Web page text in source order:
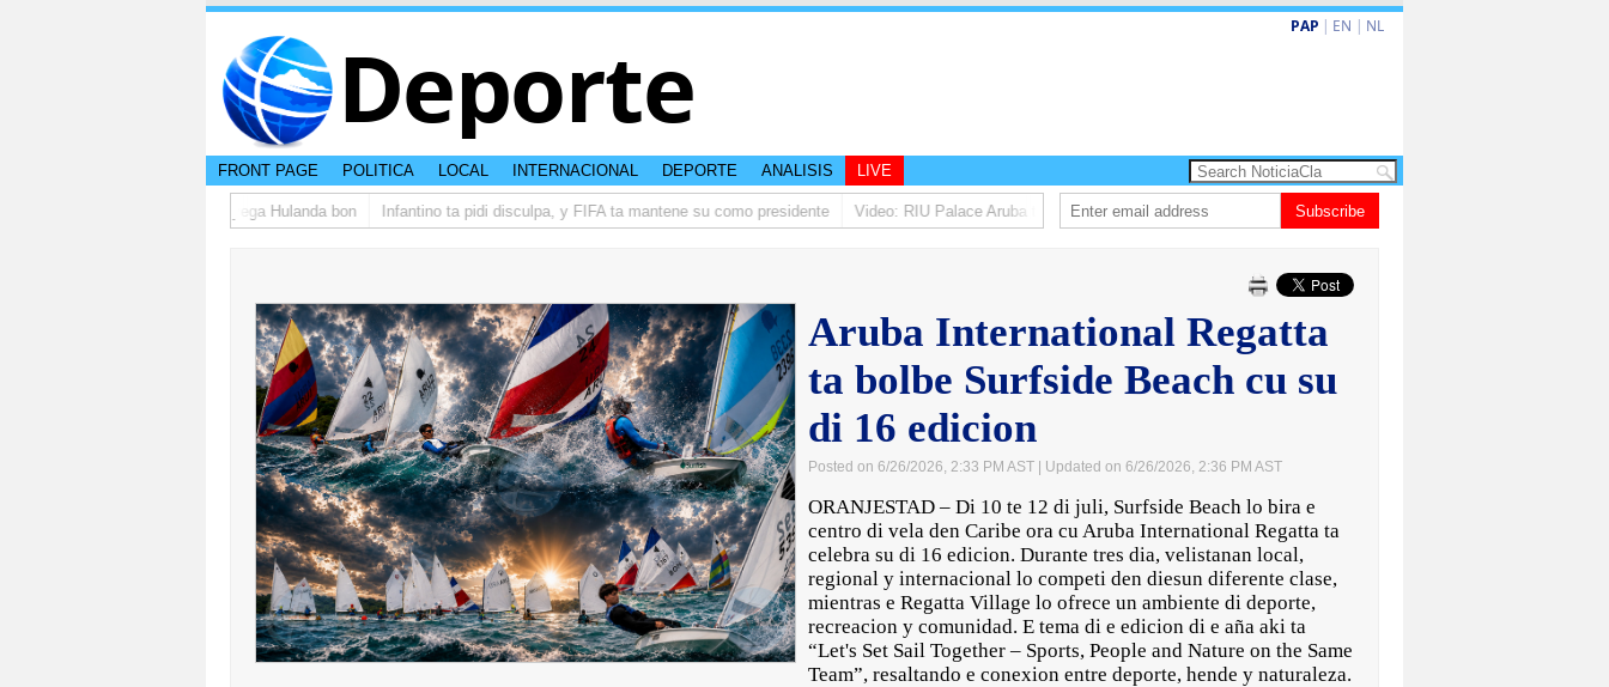
Deporte PAP | EN | NL
FRONT PAGE POLITICA LOCAL INTERNACIONAL DEPORTE ANALISIS LIVE
di studiantenan di Aruba a yega Hulanda bon Infantino ta pidi disculpa, y FIFA ta mantene su como presidente Video: RIU Palace Aruba ta eleva turismo premium cu renobacion di US$106 miyon
Subscribe
Aruba International Regatta
ta bolbe Surfside Beach cu su
di 16 edicion
Posted on 6/26/2026, 2:33 PM AST | Updated on 6/26/2026, 2:36 PM AST
ORANJESTAD – Di 10 te 12 di juli, Surfside Beach lo bira e
centro di vela den Caribe ora cu Aruba International Regatta ta
celebra su di 16 edicion. Durante tres dia, velistanan local,
regional y internacional lo competi den diesun diferente clase,
mientras e Regatta Village lo ofrece un ambiente di deporte,
recreacion y comunidad. E tema di e edicion di e aña aki ta
“Let's Set Sail Together – Sports, People and Nature on the Same
Team”, resaltando e conexion entre deporte, hende y naturaleza.